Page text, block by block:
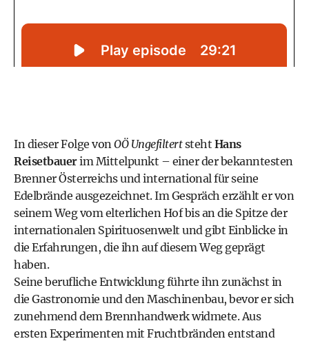
In dieser Folge vonOÖ Ungefiltertsteht Hans
Reisetbauerim Mittelpunkt – einer der bekanntesten
Brenner Österreichs und international für seine
Edelbrände ausgezeichnet. Im Gespräch erzählt er von
seinem Weg vom elterlichen Hof bis an die Spitze der
internationalen Spirituosenwelt und gibt Einblicke in
die Erfahrungen, die ihn auf diesem Weg geprägt
haben.
Seine berufliche Entwicklung führte ihn zunächst in
die Gastronomie und den Maschinenbau, bevor er sich
zunehmend dem Brennhandwerk widmete. Aus
ersten Experimenten mit Fruchtbränden entstand